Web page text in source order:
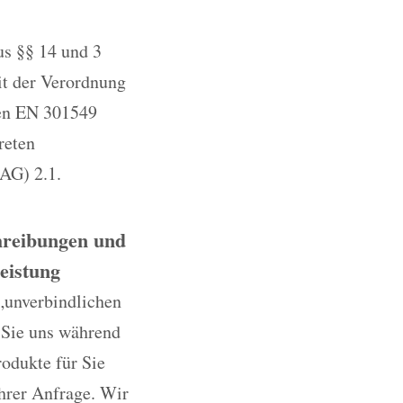
§§ 14 und 3
der Verordnung
EN 301549
2.1.
und
uns während
für Sie
Anfrage. Wir